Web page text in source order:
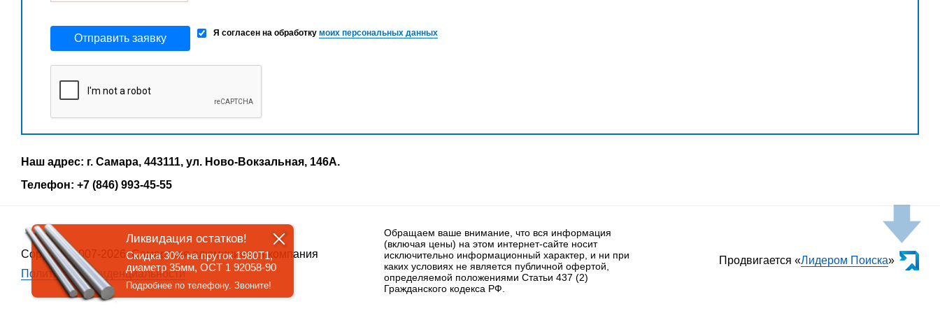
Отправить заявку Я согласен на обработку моих персональных данных
Наш адрес: г. Самара, 443111, ул. Ново-Вокзальная, 146А.
Телефон: +7 (846) 993-45-55
Copyrigth 2007-2026, Самарская алюминиевая компания
Политика конфиденциальности
Обращаем ваше внимание, что вся информация
(включая цены) на этом интернет-сайте носит
исключительно информационный характер, и ни при
каких условиях не является публичной офертой,
определяемой положениями Статьи 437 (2)
Гражданского кодекса РФ.
Продвигается «Лидером Поиска»
Ликвидация остатков!
Скидка 30% на пруток 1980Т1,
диаметр 35мм, ОСТ 1 92058-90
Подробнее по телефону. Звоните!